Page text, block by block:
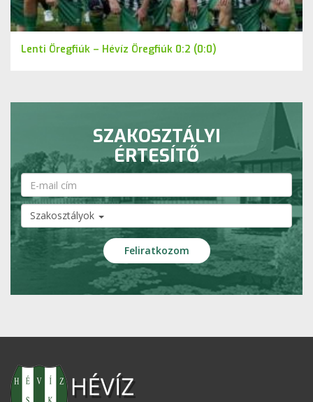
Lenti Öregfiúk – Hévíz Öregfiúk 0:2 (0:0)
SZAKOSZTÁLYI
ÉRTESÍTŐ
Szakosztályok